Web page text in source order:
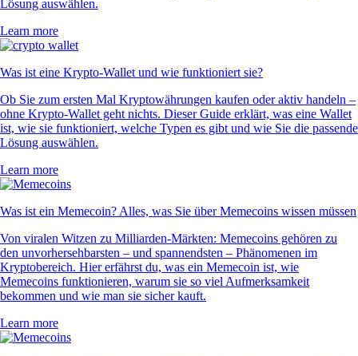
Lösung auswählen.
Learn more
Was ist eine Krypto-Wallet und wie funktioniert sie?
Ob Sie zum ersten Mal Kryptowährungen kaufen oder aktiv handeln –
ohne Krypto-Wallet geht nichts. Dieser Guide erklärt, was eine Wallet
ist, wie sie funktioniert, welche Typen es gibt und wie Sie die passende
Lösung auswählen.
Learn more
Was ist ein Memecoin? Alles, was Sie über Memecoins wissen müssen
Von viralen Witzen zu Milliarden-Märkten: Memecoins gehören zu
den unvorhersehbarsten – und spannendsten – Phänomenen im
Kryptobereich. Hier erfährst du, was ein Memecoin ist, wie
Memecoins funktionieren, warum sie so viel Aufmerksamkeit
bekommen und wie man sie sicher kauft.
Learn more